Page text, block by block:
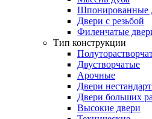
Шпонированные
Двери с резьбой
Филенчатые
Тип конструкции
Двустворчатые
Арочные
Двери
Двери больших
Высокие двери